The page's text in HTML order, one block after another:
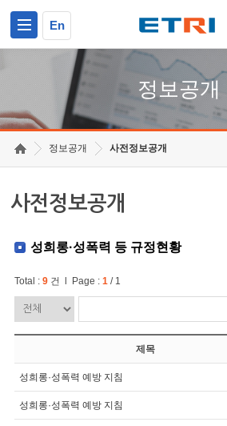
En
정보공개
정보공개 사전정보공개
사전정보공개
성희롱·성폭력 등 규정현황
Total : 9건 l Page : 1/ 1
제목
성희롱·성폭력 예방 지침
성희롱·성폭력 예방 지침